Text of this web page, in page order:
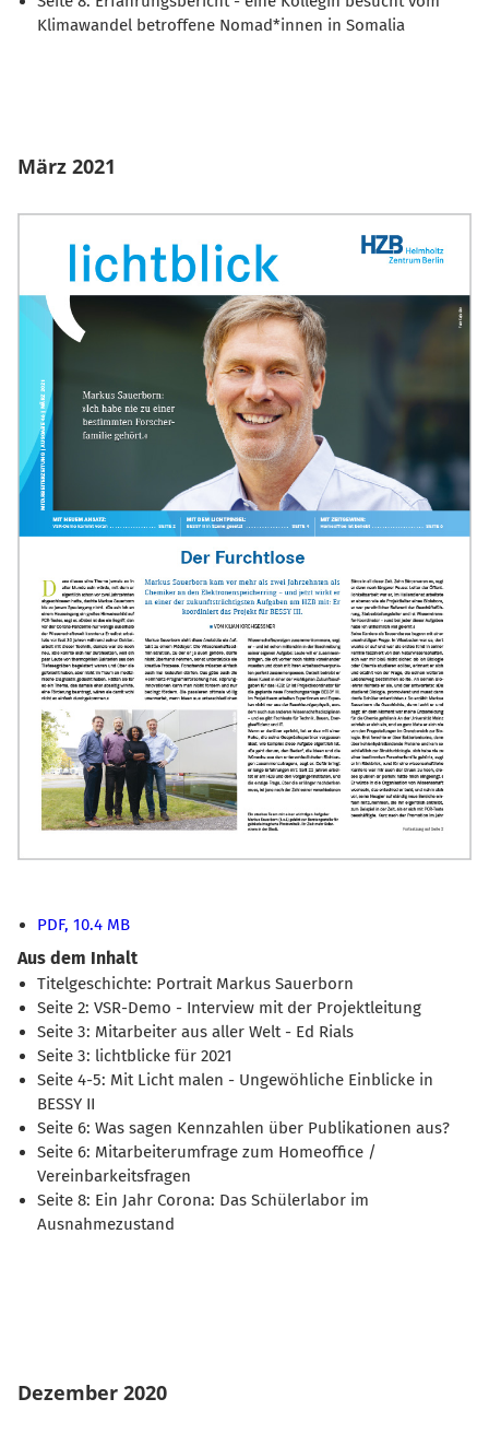
Klimawandel betroffene Nomad*innen in Somalia
März 2021
PDF, 10.4 MB
Aus dem Inhalt
Titelgeschichte: Portrait Markus Sauerborn
Seite 2: VSR-Demo - Interview mit der Projektleitung
Seite 3: Mitarbeiter aus aller Welt - Ed Rials
Seite 3: lichtblicke für 2021
Seite 4-5: Mit Licht malen - Ungewöhliche Einblicke in
BESSY II
Seite 6: Was sagen Kennzahlen über Publikationen aus?
Seite 6: Mitarbeiterumfrage zum Homeoffice /
Vereinbarkeitsfragen
Seite 8: Ein Jahr Corona: Das Schülerlabor im
Ausnahmezustand
Dezember 2020